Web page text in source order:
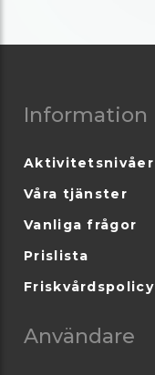
Information
Aktivitetsnivåer
Våra tjänster
Vanliga frågor
Prislista
Friskvårdspolicy
Användare